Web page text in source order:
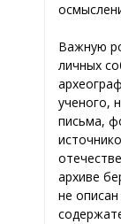
Важную
личных
ученого,
письма,
архиве
не